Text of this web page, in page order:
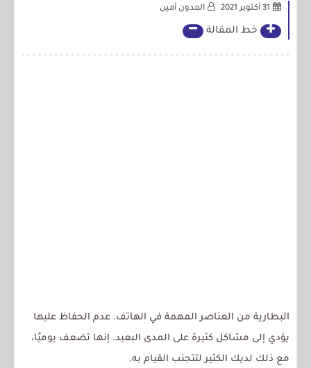
31 أكتوبر 2021 المدون أمين
خط المقالة
البطارية من العناصر المهمة في الهاتف. عدم الحفاظ عليها
يؤدي إلى مشاكل كثيرة على المدى البعيد. إنها تضعف يوميًا،
مع ذلك لديك الكثير لتتجنب القيام به.